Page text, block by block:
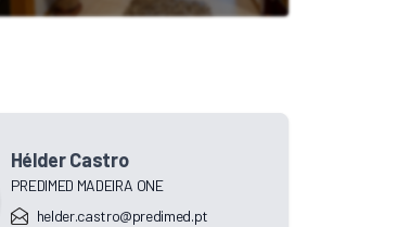
Hélder Castro
PREDIMED MADEIRA ONE
helder.castro@predimed.pt